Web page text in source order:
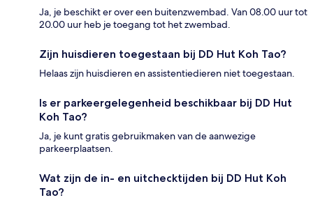
Ja, je beschikt er over een buitenzwembad. Van 08.00 uur tot
20.00 uur heb je toegang tot het zwembad.
Zijn huisdieren toegestaan bij DD Hut Koh Tao?
Helaas zijn huisdieren en assistentiedieren niet toegestaan.
Is er parkeergelegenheid beschikbaar bij DD Hut
Koh Tao?
Ja, je kunt gratis gebruikmaken van de aanwezige
parkeerplaatsen.
Wat zijn de in- en uitchecktijden bij DD Hut Koh
Tao?